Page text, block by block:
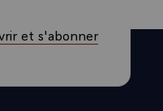
et s'abonner